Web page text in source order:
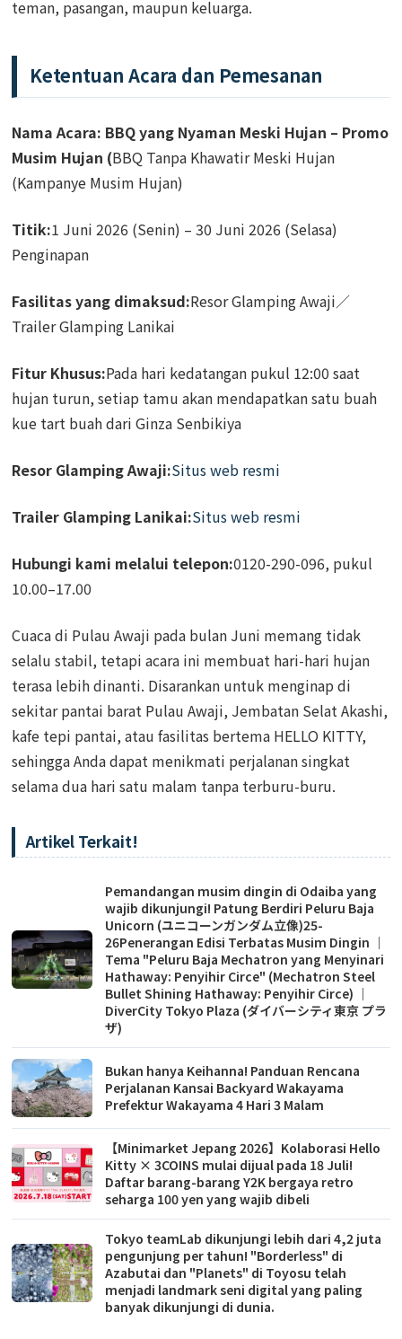
teman, pasangan, maupun keluarga.
Ketentuan Acara dan Pemesanan
Nama Acara: BBQ yang Nyaman Meski Hujan – Promo
Musim Hujan (BBQ Tanpa Khawatir Meski Hujan
(Kampanye Musim Hujan)
Titik:1 Juni 2026 (Senin) – 30 Juni 2026 (Selasa)
Penginapan
Fasilitas yang dimaksud:Resor Glamping Awaji／
Trailer Glamping Lanikai
Fitur Khusus:Pada hari kedatangan pukul 12:00 saat
hujan turun, setiap tamu akan mendapatkan satu buah
kue tart buah dari Ginza Senbikiya
Resor Glamping Awaji:Situs web resmi
Trailer Glamping Lanikai:Situs web resmi
Hubungi kami melalui telepon:0120-290-096, pukul
10.00–17.00
Cuaca di Pulau Awaji pada bulan Juni memang tidak
selalu stabil, tetapi acara ini membuat hari-hari hujan
terasa lebih dinanti. Disarankan untuk menginap di
sekitar pantai barat Pulau Awaji, Jembatan Selat Akashi,
kafe tepi pantai, atau fasilitas bertema HELLO KITTY,
sehingga Anda dapat menikmati perjalanan singkat
selama dua hari satu malam tanpa terburu-buru.
Artikel Terkait!
Pemandangan musim dingin di Odaiba yang
wajib dikunjungi! Patung Berdiri Peluru Baja
Unicorn (ユニコーンガンダム立像)25-
26Penerangan Edisi Terbatas Musim Dingin ｜
Tema "Peluru Baja Mechatron yang Menyinari
Hathaway: Penyihir Circe" (Mechatron Steel
Bullet Shining Hathaway: Penyihir Circe) ｜
DiverCity Tokyo Plaza (ダイバーシティ東京 プラ
ザ)
Bukan hanya Keihanna! Panduan Rencana
Perjalanan Kansai Backyard Wakayama
Prefektur Wakayama 4 Hari 3 Malam
【Minimarket Jepang 2026】Kolaborasi Hello
Kitty × 3COINS mulai dijual pada 18 Juli!
Daftar barang-barang Y2K bergaya retro
seharga 100 yen yang wajib dibeli
Tokyo teamLab dikunjungi lebih dari 4,2 juta
pengunjung per tahun! "Borderless" di
Azabutai dan "Planets" di Toyosu telah
menjadi landmark seni digital yang paling
banyak dikunjungi di dunia.